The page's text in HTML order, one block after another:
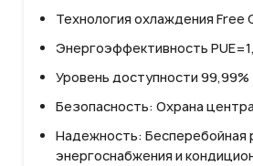
Технология охлаждения Free
Энергоэффективность
Уровень доступности 99,99%
Безопасность: Охрана
Надежность: Бесперебойная
энергоснабжения и